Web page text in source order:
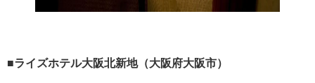
■ライズホテル大阪北新地（大阪府大阪市）